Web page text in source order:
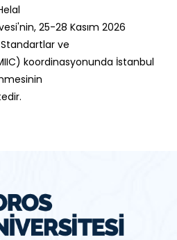
25-28 Kasım 2026
ve
koordinasyonunda İstanbul